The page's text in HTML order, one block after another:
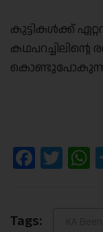
കുട്ടികൾക്ക്
കൊണ്ടുപോകുന്ന
Tags: